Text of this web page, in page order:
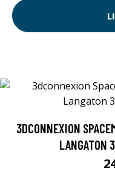
3DCONNEXION
LANGATON